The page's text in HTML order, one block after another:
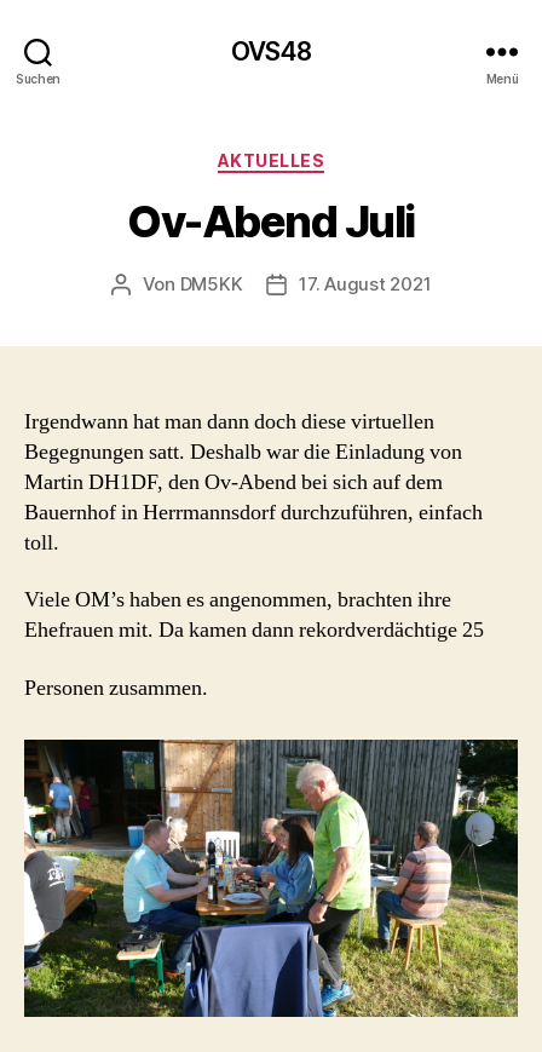
Suchen
OVS48
Menü
Kategorien
AKTUELLES
Ov-Abend Juli
Beitragsautor
Von DM5KK Beitragsdatum
17. August 2021
Irgendwann hat man dann doch diese virtuellen
Begegnungen satt. Deshalb war die Einladung von
Martin DH1DF, den Ov-Abend bei sich auf dem
Bauernhof in Herrmannsdorf durchzuführen, einfach
toll.
Viele OM’s haben es angenommen, brachten ihre
Ehefrauen mit. Da kamen dann rekordverdächtige 25
Personen zusammen.